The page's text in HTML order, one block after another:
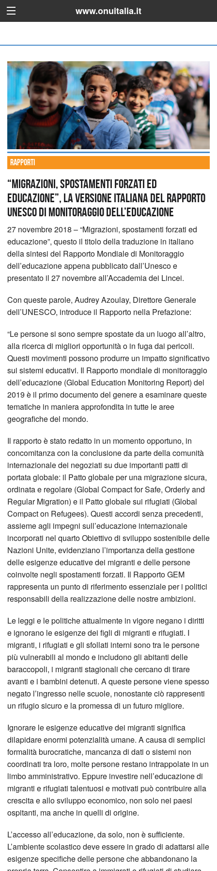
www.onuitalia.it
Rapporti
“Migrazioni, spostamenti forzati ed
educazione”, la versione italiana del rapporto
UNESCO di monitoraggio dell’educazione
27 novembre 2018 – “Migrazioni, spostamenti forzati ed
educazione”, questo il titolo della traduzione in italiano
della sintesi del Rapporto Mondiale di Monitoraggio
dell’educazione appena pubblicato dall’Unesco e
presentato il 27 novembre all’Accademia dei Lincei.
Con queste parole, Audrey Azoulay, Direttore Generale
dell’UNESCO, introduce il Rapporto nella Prefazione:
“Le persone si sono sempre spostate da un luogo all’altro,
alla ricerca di migliori opportunità o in fuga dai pericoli.
Questi movimenti possono produrre un impatto significativo
sui sistemi educativi. Il Rapporto mondiale di monitoraggio
dell’educazione (Global Education Monitoring Report) del
2019 è il primo documento del genere a esaminare queste
tematiche in maniera approfondita in tutte le aree
geografiche del mondo.
Il rapporto è stato redatto in un momento opportuno, in
concomitanza con la conclusione da parte della comunità
internazionale dei negoziati su due importanti patti di
portata globale: il Patto globale per una migrazione sicura,
ordinata e regolare (Global Compact for Safe, Orderly and
Regular Migration) e il Patto globale sui rifugiati (Global
Compact on Refugees). Questi accordi senza precedenti,
assieme agli impegni sull’educazione internazionale
incorporati nel quarto Obiettivo di sviluppo sostenibile delle
Nazioni Unite, evidenziano l’importanza della gestione
delle esigenze educative dei migranti e delle persone
coinvolte negli spostamenti forzati. Il Rapporto GEM
rappresenta un punto di riferimento essenziale per i politici
responsabili della realizzazione delle nostre ambizioni.
Le leggi e le politiche attualmente in vigore negano i diritti
e ignorano le esigenze dei figli di migranti e rifugiati. I
migranti, i rifugiati e gli sfollati interni sono tra le persone
più vulnerabili al mondo e includono gli abitanti delle
baraccopoli, i migranti stagionali che cercano di tirare
avanti e i bambini detenuti. A queste persone viene spesso
negato l’ingresso nelle scuole, nonostante ciò rappresenti
un rifugio sicuro e la promessa di un futuro migliore.
Ignorare le esigenze educative dei migranti significa
dilapidare enormi potenzialità umane. A causa di semplici
formalità burocratiche, mancanza di dati o sistemi non
coordinati tra loro, molte persone restano intrappolate in un
limbo amministrativo. Eppure investire nell’educazione di
migranti e rifugiati talentuosi e motivati può contribuire alla
crescita e allo sviluppo economico, non solo nei paesi
ospitanti, ma anche in quelli di origine.
L’accesso all’educazione, da solo, non è sufficiente.
L’ambiente scolastico deve essere in grado di adattarsi alle
esigenze specifiche delle persone che abbandonano la